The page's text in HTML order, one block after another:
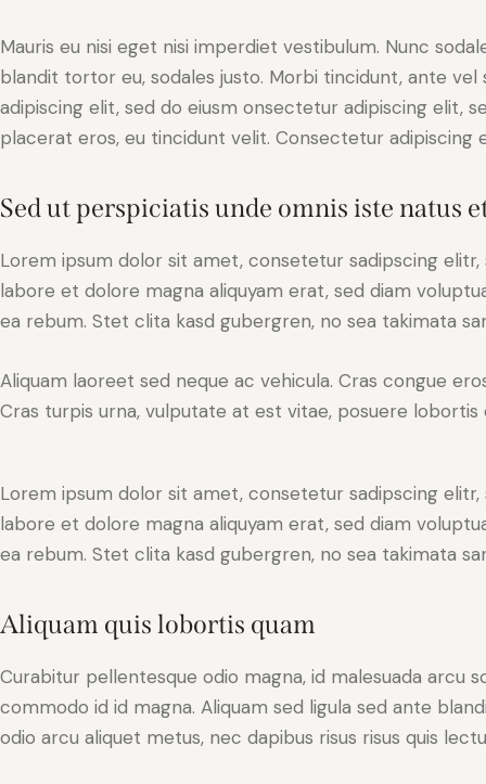
Mauris eu nisi eget nisi imperdiet vestibulum. Nunc
blandit tortor eu, sodales justo. Morbi tincidunt, ante
adipiscing elit, sed do eiusm onsectetur adipiscing elit,
placerat eros, eu tincidunt velit. Consectetur adipiscing
Sed ut perspiciatis unde omnis iste natus
Lorem ipsum dolor sit amet, consetetur sadipscing
labore et dolore magna aliquyam erat, sed diam
ea rebum. Stet clita kasd gubergren, no sea takimata
Aliquam laoreet sed neque ac vehicula. Cras congue
Cras turpis urna, vulputate at est vitae, posuere lobortis
Lorem ipsum dolor sit amet, consetetur sadipscing
labore et dolore magna aliquyam erat, sed diam
ea rebum. Stet clita kasd gubergren, no sea takimata
Aliquam quis lobortis quam
Curabitur pellentesque odio magna, id malesuada arcu
commodo id id magna. Aliquam sed ligula sed ante
odio arcu aliquet metus, nec dapibus risus risus quis